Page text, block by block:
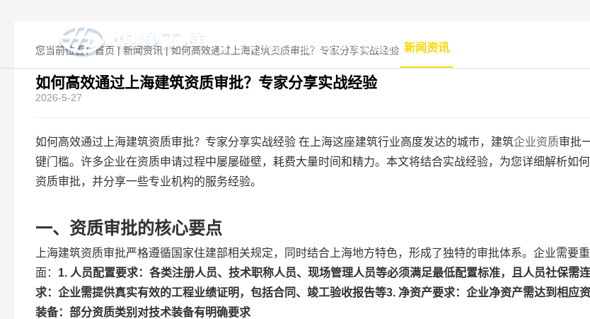
首页 关于我们 服务项目 案例展示 新闻资讯
您当前位置：首页 | 新闻资讯|如何高效通过上海建筑资质审批？专家分享实战经验
如何高效通过上海建筑资质审批？专家分享实战经验
2026-5-27
如何高效通过上海建筑资质审批？专家分享实战经验 在上海这座建筑行业高度发达的城市，建筑企业资质审批
键门槛。许多企业在资质申请过程中屡屡碰壁，耗费大量时间和精力。本文将结合实战经验，为您详细解析如
资质审批，并分享一些专业机构的服务经验。
一、资质审批的核心要点
上海建筑资质审批严格遵循国家住建部相关规定，同时结合上海地方特色，形成了独特的审批体系。企业需要
面： 1. 人员配置要求：各类注册人员、技术职称人员、现场管理人员等必须满足最低配置标准，且人员社保需
求：企业需提供真实有效的工程业绩证明，包括合同、竣工验收报告等3. 净资产要求：企业净资产需达到相应
装备：部分资质类别对技术装备有明确要求